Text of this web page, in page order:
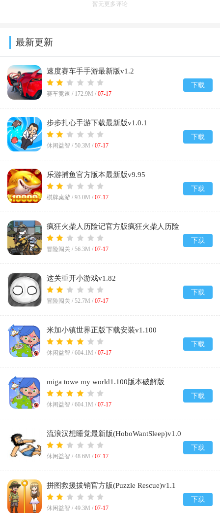
暂无更多评论
最新更新
速度赛车手手游最新版v1.2
赛车竞速 / 172.9M / 07-17
下载
步步扎心手游下载最新版v1.0.1
休闲益智 / 50.3M / 07-17
下载
乐游捕鱼官方版本最新版v9.95
棋牌桌游 / 93.0M / 07-17
下载
疯狂火柴人历险记官方版疯狂火柴人历险
记
冒险闯关 / 56.3M / 07-17
下载
这关重开小游戏v1.82
冒险闯关 / 52.7M / 07-17
下载
米加小镇世界正版下载安装v1.100
休闲益智 / 604.1M / 07-17
下载
miga towe my world1.100版本破解版
v1.100
休闲益智 / 604.1M / 07-17
下载
流浪汉想睡觉最新版(HoboWantSleep)v1.0
休闲益智 / 48.6M / 07-17
下载
拼图救援拔销官方版(Puzzle Rescue)v1.1
休闲益智 / 49.3M / 07-17
下载